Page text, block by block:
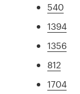
540
1394
1356
812
1704